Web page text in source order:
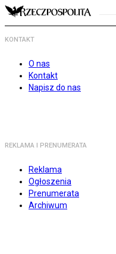
KONTAKT
O nas
Kontakt
Napisz do nas
REKLAMA I PRENUMERATA
Reklama
Ogłoszenia
Prenumerata
Archiwum